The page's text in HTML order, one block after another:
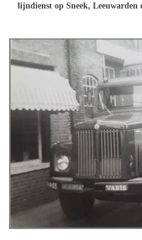
lijndienst op Sneek, Leeuwarden